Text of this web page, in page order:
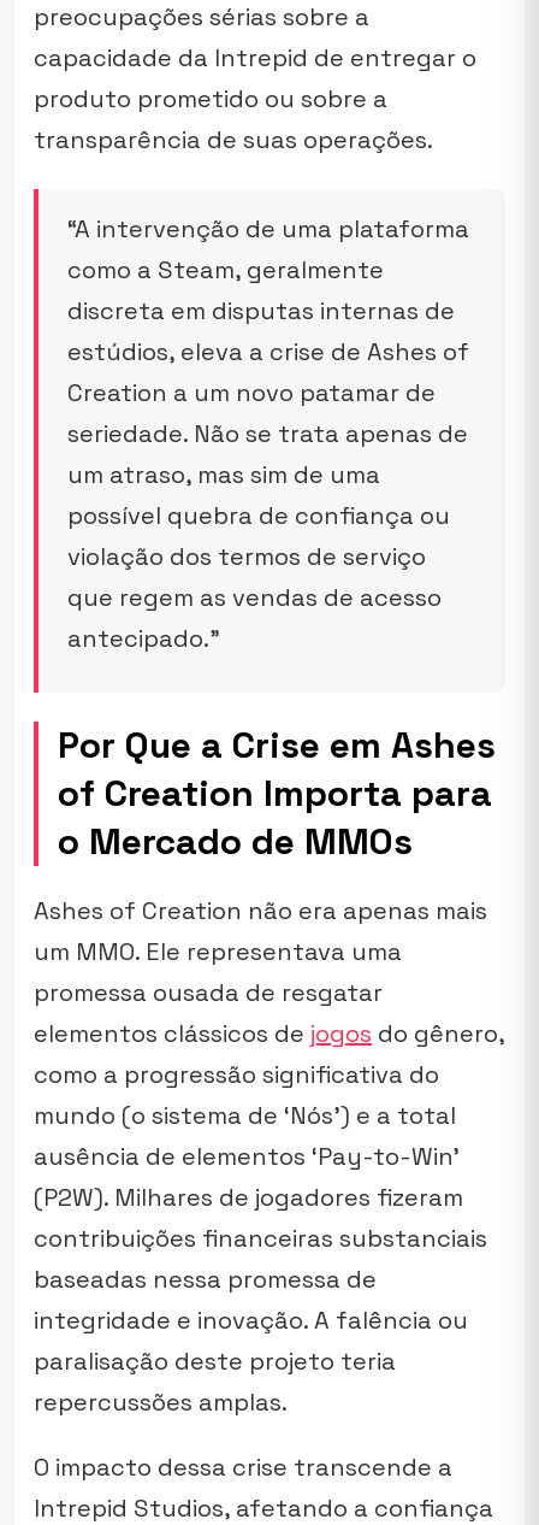
preocupações sérias sobre a
capacidade da Intrepid de entregar o
produto prometido ou sobre a
transparência de suas operações.
“A intervenção de uma plataforma
como a Steam, geralmente
discreta em disputas internas de
estúdios, eleva a crise de Ashes of
Creation a um novo patamar de
seriedade. Não se trata apenas de
um atraso, mas sim de uma
possível quebra de confiança ou
violação dos termos de serviço
que regem as vendas de acesso
antecipado.”
Por Que a Crise em Ashes
of Creation Importa para
o Mercado de MMOs
Ashes of Creation não era apenas mais
um MMO. Ele representava uma
promessa ousada de resgatar
elementos clássicos de jogos do gênero,
como a progressão significativa do
mundo (o sistema de ‘Nós’) e a total
ausência de elementos ‘Pay-to-Win’
(P2W). Milhares de jogadores fizeram
contribuições financeiras substanciais
baseadas nessa promessa de
integridade e inovação. A falência ou
paralisação deste projeto teria
repercussões amplas.
O impacto dessa crise transcende a
Intrepid Studios, afetando a confiança